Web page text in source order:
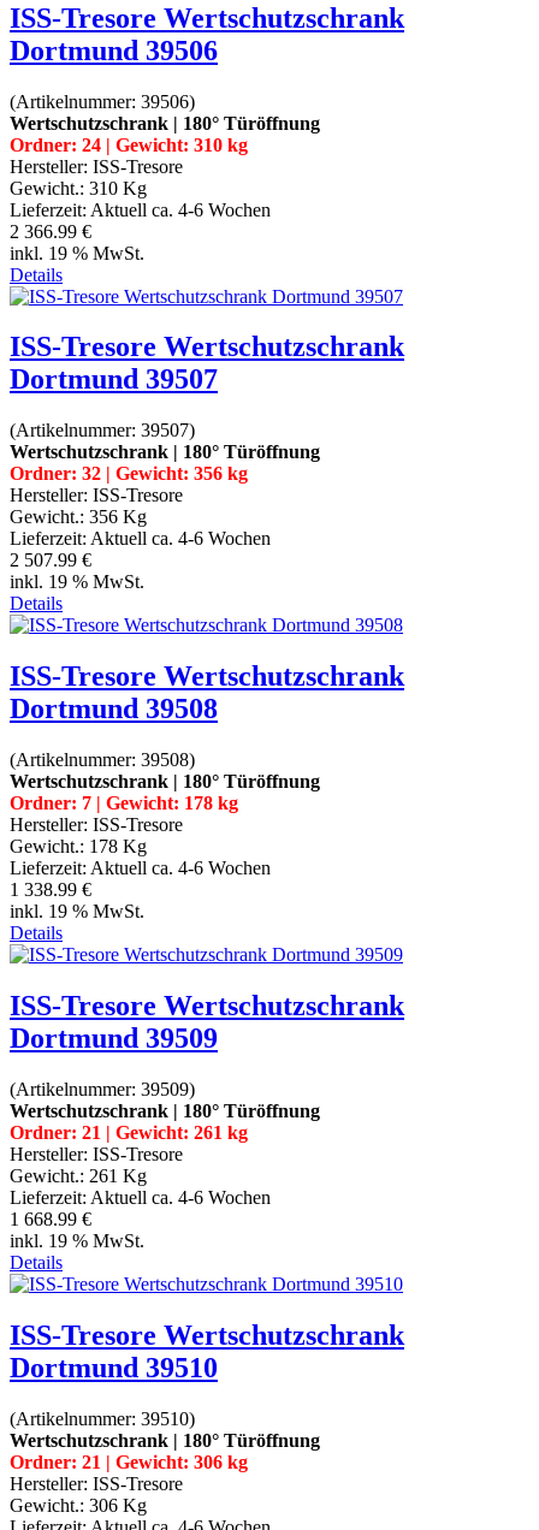
ISS-Tresore Wertschutzschrank
Dortmund 39506
(Artikelnummer: 39506)
Wertschutzschrank | 180° Türöffnung
Ordner: 24 | Gewicht: 310 kg
Hersteller: ISS-Tresore
Gewicht.: 310 Kg
Lieferzeit: Aktuell ca. 4-6 Wochen
2 366.99 €
inkl. 19 % MwSt.
Details
ISS-Tresore Wertschutzschrank
Dortmund 39507
(Artikelnummer: 39507)
Wertschutzschrank | 180° Türöffnung
Ordner: 32 | Gewicht: 356 kg
Hersteller: ISS-Tresore
Gewicht.: 356 Kg
Lieferzeit: Aktuell ca. 4-6 Wochen
2 507.99 €
inkl. 19 % MwSt.
Details
ISS-Tresore Wertschutzschrank
Dortmund 39508
(Artikelnummer: 39508)
Wertschutzschrank | 180° Türöffnung
Ordner: 7 | Gewicht: 178 kg
Hersteller: ISS-Tresore
Gewicht.: 178 Kg
Lieferzeit: Aktuell ca. 4-6 Wochen
1 338.99 €
inkl. 19 % MwSt.
Details
ISS-Tresore Wertschutzschrank
Dortmund 39509
(Artikelnummer: 39509)
Wertschutzschrank | 180° Türöffnung
Ordner: 21 | Gewicht: 261 kg
Hersteller: ISS-Tresore
Gewicht.: 261 Kg
Lieferzeit: Aktuell ca. 4-6 Wochen
1 668.99 €
inkl. 19 % MwSt.
Details
ISS-Tresore Wertschutzschrank
Dortmund 39510
(Artikelnummer: 39510)
Wertschutzschrank | 180° Türöffnung
Ordner: 21 | Gewicht: 306 kg
Hersteller: ISS-Tresore
Gewicht.: 306 Kg